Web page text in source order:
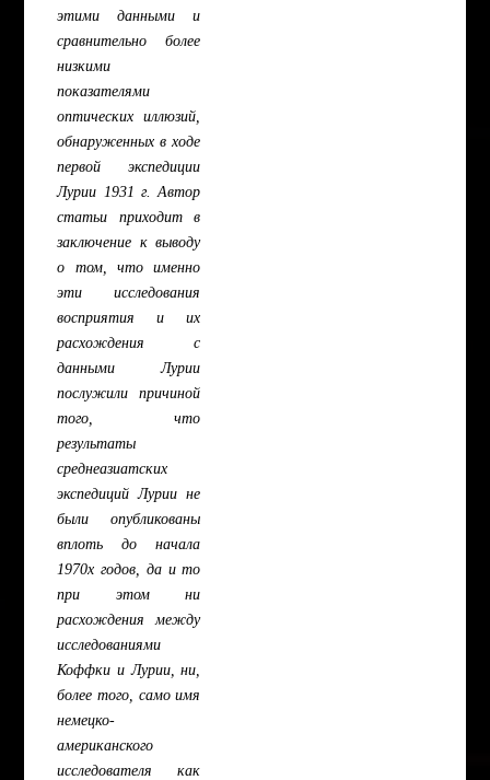
этими данными и
сравнительно более
низкими
показателями
оптических иллюзий,
обнаруженных в ходе
первой экспедиции
Лурии 1931 г. Автор
статьи приходит в
заключение к выводу
о том, что именно
эти исследования
восприятия и их
расхождения с
данными Лурии
послужили причиной
того, что
результаты
среднеазиатских
экспедиций Лурии не
были опубликованы
вплоть до начала
1970х годов, да и то
при этом ни
расхождения между
исследованиями
Коффки и Лурии, ни,
более того, само имя
немецко-
американского
исследователя как